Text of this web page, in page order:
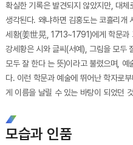
확실한 기록은 발견되지 않았지만, 대
생각된다. 왜냐하면 김홍도는 코흘리
세황(姜世晃, 1713~1791)에게 학문과
강세황은 시와 글씨(서예), 그림을 모두
모두 잘 한다 는 뜻)이라고 불렸으며,
다. 이런 학문과 예술에 뛰어난 학자로
게 이름을 날릴 수 있는 바탕이 되었던
모습과 인품